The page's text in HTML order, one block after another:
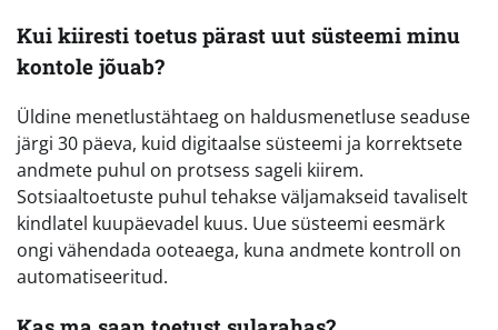
Kui kiiresti toetus pärast uut süsteemi minu
kontole jõuab?
Üldine menetlustähtaeg on haldusmenetluse seaduse
järgi 30 päeva, kuid digitaalse süsteemi ja korrektsete
andmete puhul on protsess sageli kiirem.
Sotsiaaltoetuste puhul tehakse väljamakseid tavaliselt
kindlatel kuupäevadel kuus. Uue süsteemi eesmärk
ongi vähendada ooteaega, kuna andmete kontroll on
automatiseeritud.